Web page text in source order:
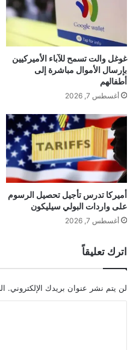
غوغل والت تسمح للآباء الأميركيين
بإرسال الأموال مباشرة إلى
أطفالهم
أغسطس 7, 2026
أميركا تدرس تأجيل تحصيل الرسوم
على واردات البولي سيليكون
أغسطس 7, 2026
اترك تعليقاً
لن يتم نشر عنوان بريدك الإلكتروني.